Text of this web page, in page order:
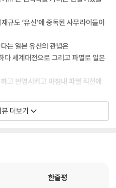
러 전쟁과 침략은 그 벼락부자 같은
과물이다. 유신은 두 방의 핵폭탄과 함
에서 박정희와 청년 장교들과 함께
지사 김재규에 의해 사멸한다. 자기
사멸은 곧 완성이었다. 이 모든 사연
신이라는 맹목적인 괴수의 일생을
사를 넘나들어야 했다. 그것은 죽음을
조사(弔詞)」중에서
본의 입장에서는 상상도 할 수 없는
, 다시 이 비극은 가미카제에 의해 낭
에서 온 침략자와의 전쟁을 인간이
규도 ‘유신’에 중독된 사무라이들이
는 일본 유신의 관념은
다 세계대전으로 그리고 파멸로 일본
고 번영시키고 마침내 파멸 직전에
동력, 그것이 ‘유신’이다!
년 장교들의 2.26쿠데타가 이제 막
서 군부 내 라이벌인 통제파로부터도
더보기
한줄평